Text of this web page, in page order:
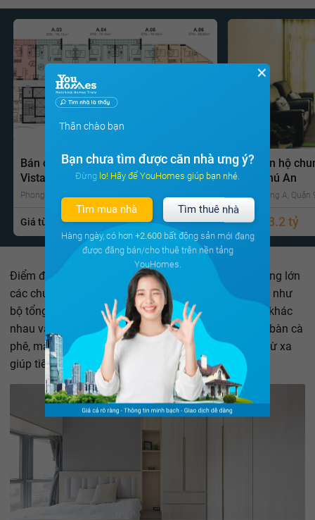
Bán căn hộ chung cư Căn hộ Lovera
Vista
Phong Phú, Bình Chánh, Tp Hồ Chí Minh
Giá từ 2.2 tỷ Gọi ngay
Bán căn hộ
Lam Phú An
Phước Long A, Quận
Giá từ 3.2 tỷ
Điểm độc đáo của thiết kế này là mặc dù một số lượng lớn
các chức năng thông minh phần cứng được kết hợp: như
bộ tổng hợp kích hoạt bằng giọng nói, hệ thống đèn khác
nhau và công tắc điều hòa không khí, mở rèm, nâng bàn cà
phê, màn hình chiếu, khóa cửa điện tử,... điều khiển từ xa
giúp tiết kiệm rất nhiều thời gian của chủ sở hữu.
✕
Thân chào bạn
Bạn chưa tìm được căn nhà ưng ý?
Đừng lo! Hãy để YouHomes giúp bạn nhé.
Tìm mua nhà Tìm thuê nhà
Hàng ngày, có hơn +2.600bất động sản mới đang
được đăng bán/cho thuê trên nền tảng
YouHomes.